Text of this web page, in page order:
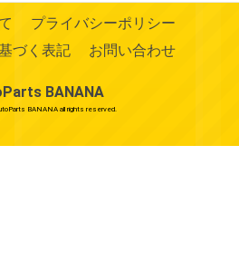
プライバシーポリシー
づく表記
お問い合わせ
BANANA
BANANA all rights reserved.